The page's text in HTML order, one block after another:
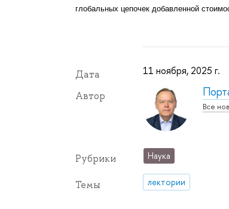
глобальных цепочек добавленной
Дата 11 ноября, 2025 г.
Автор
Все
Рубрики Наука
Темы лектории